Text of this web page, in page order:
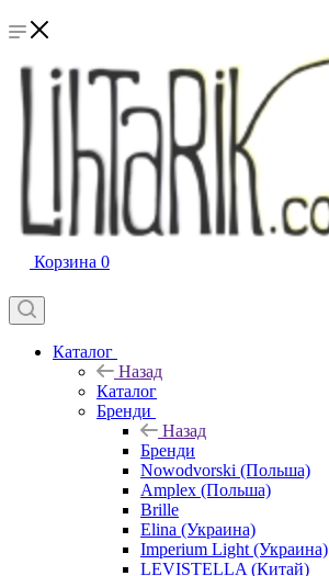
Корзина 0
Каталог
Назад
Каталог
Бренди
Назад
Бренди
Nowodvorski (Польша)
Amplex (Польша)
Brille
Elina (Украина)
Imperium Light (Украина)
LEVISTELLA (Китай)